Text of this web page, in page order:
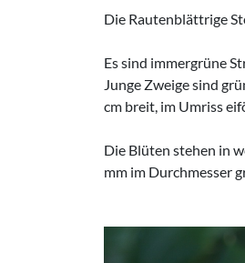
Die Rautenblättrige
Es sind immergrüne
Junge Zweige sind
cm breit, im Umriss
Die Blüten stehen in
mm im Durchmesser